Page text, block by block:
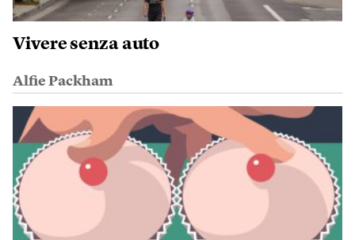
Vivere senza auto
Alfie Packham